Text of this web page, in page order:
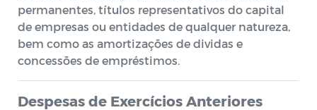
permanentes, títulos representativos do capital
de empresas ou entidades de qualquer natureza,
bem como as amortizações de dividas e
concessões de empréstimos.
Despesas de Exercícios Anteriores